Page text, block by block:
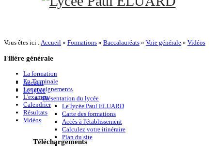
Accueil
Le lycée
Présentation du lycée
Le lycée Paul ELUARD
Carte des formations
Accès à l'établissement
Calculez votre itinéraire
Plan du site
Vous êtes ici : Accueil » Formations » Baccalauréats » Voie générale » Vidéos
Filière générale
La formation
En Terminale
Les enseignements
L'examen
Calendrier
Résultats
Vidéos
Téléchargements